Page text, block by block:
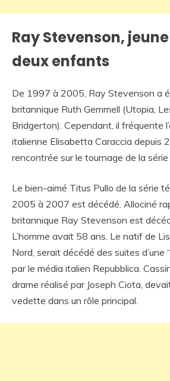
Ray Stevenson,
deux enfants
De 1997 à 2005, Ray Stevenson a
britannique Ruth Gemmell (Utopia,
Bridgerton). Cependant, il fréquente
italienne Elisabetta Caraccia depuis
rencontrée sur le tournage de la
Le bien-aimé Titus Pullo de la série
2005 à 2007 est décédé. Allociné
britannique Ray Stevenson est
L’homme avait 58 ans. Le natif de
Nord, serait décédé des suites d’une
par le média italien Repubblica.
drame réalisé par Joseph Ciota,
vedette dans un rôle principal.